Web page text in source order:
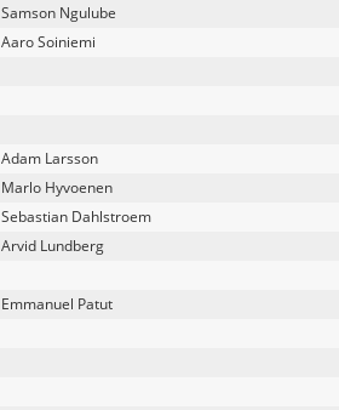
Samson Ngulube
Aaro Soiniemi
Adam Larsson
Marlo Hyvoenen
Sebastian Dahlstroem
Arvid Lundberg
Emmanuel Patut